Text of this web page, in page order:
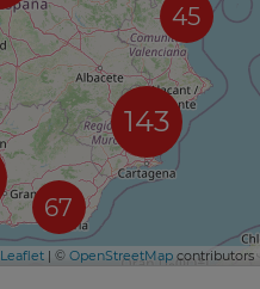
67
45
143
Leaflet | © OpenStreetMap contributors